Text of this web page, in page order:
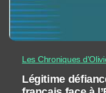
Les Chroniques
Légitime